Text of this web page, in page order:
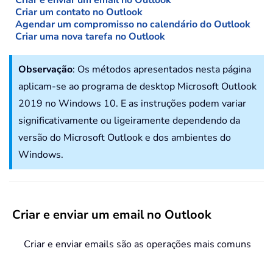
Criar um contato no Outlook
Agendar um compromisso no calendário do Outlook
Criar uma nova tarefa no Outlook
Observação: Os métodos apresentados nesta página
aplicam-se ao programa de desktop Microsoft Outlook
2019 no Windows 10. E as instruções podem variar
significativamente ou ligeiramente dependendo da
versão do Microsoft Outlook e dos ambientes do
Windows.
Criar e enviar um email no Outlook
Criar e enviar emails são as operações mais comuns